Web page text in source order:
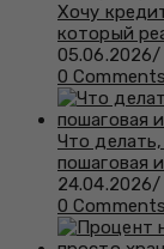
Хочу
который
05.06.2026/
0 Comments
Что
пошаговая
24.04.2026/
0 Comments